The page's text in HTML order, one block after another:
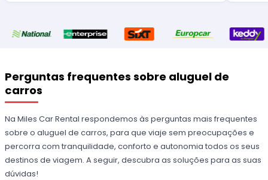
Perguntas frequentes sobre aluguel de
carros
Na Miles Car Rental respondemos às perguntas mais frequentes
sobre o aluguel de carros, para que viaje sem preocupações e
percorra com tranquilidade, conforto e autonomia todos os seus
destinos de viagem. A seguir, descubra as soluções para as suas
dúvidas!